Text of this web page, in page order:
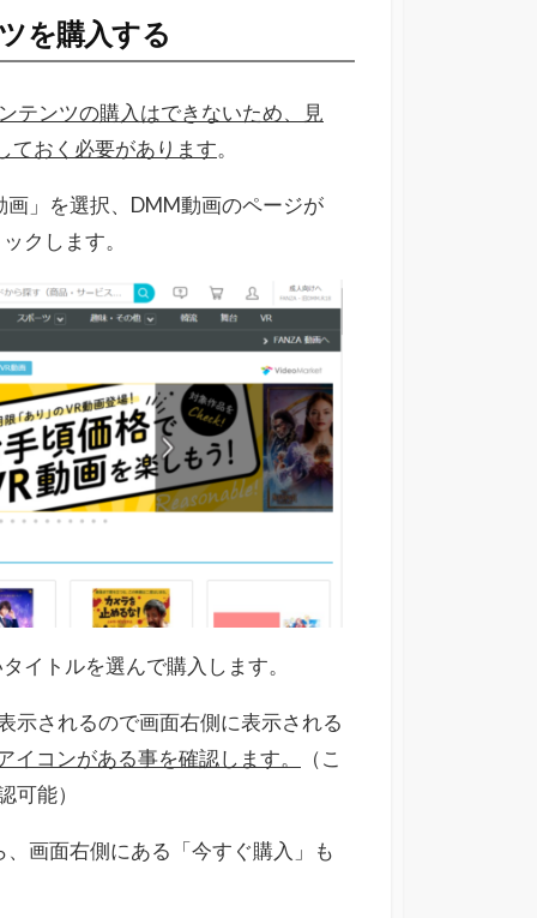
を購入する
テンツの購入はできないため、
見
ておく必要があります。
」を選択、DMM動画のページが
クします。
イトルを選んで購入します。
示されるので画面右側に表示される
コンがある事を確認します。
（こ
可能）
画面右側にある「今すぐ購入」も